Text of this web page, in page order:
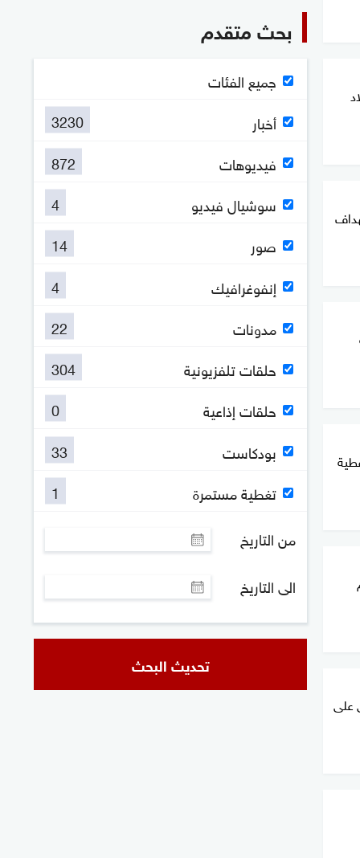
على
بحث متقدم
جميع الفئات
أخبار
3230
فيديوهات
872
سوشيال فيديو
4
صور
14
إنفوغرافيك
4
مدونات
22
حلقات تلفزيونية
304
حلقات إذاعية
0
بودكاست
33
تغطية مستمرة
1
من التاريخ
الى التاريخ
تحديث البحث